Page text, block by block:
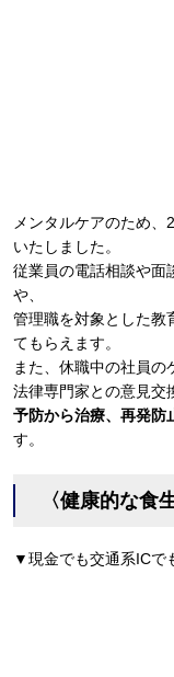
メンタルケアのため、
いたしました。
従業員の電話相談や面
や、
管理職を対象とした教
てもらえます。
また、休職中の社員の
法律専門家との意見交
予防から治療、再発防
す。
〈健康的な食
▼現金でも交通系ICで